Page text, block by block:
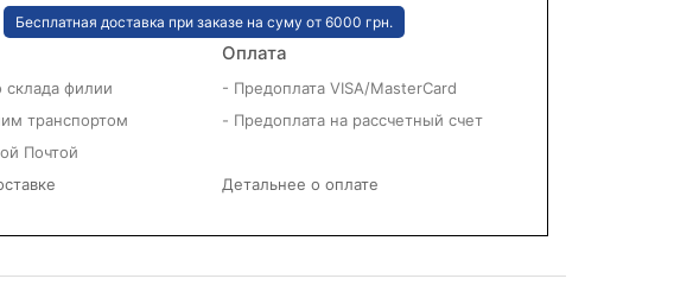
Бесплатная доставка при заказе на суму от 6000 грн.
филии
транспортом
Почтой
Оплата
- Предоплата VISA/MasterCard
- Предоплата на рассчетный счет
Детальнее о оплате